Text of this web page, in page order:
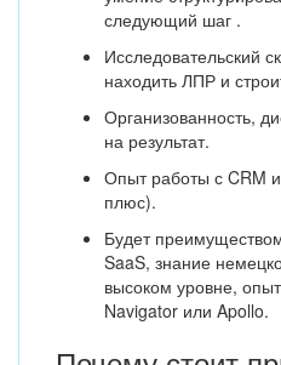
следующий шаг .
Исследовательский
находить ЛПР и
Организованность,
на результат.
Опыт работы с CRM
плюс).
Будет
SaaS, знание
высоком уровне,
Navigator или Apollo.